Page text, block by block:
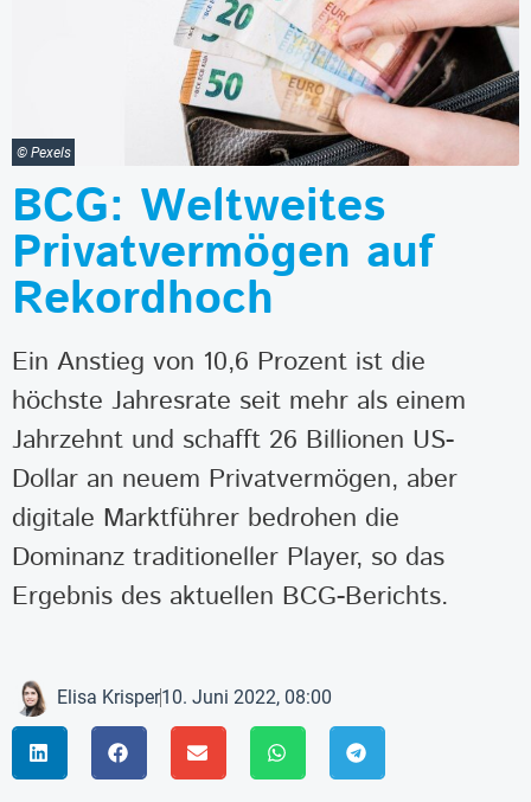
© Pexels
BCG: Weltweites
Privatvermögen auf
Rekordhoch
Ein Anstieg von 10,6 Prozent ist die
höchste Jahresrate seit mehr als einem
Jahrzehnt und schafft 26 Billionen US-
Dollar an neuem Privatvermögen, aber
digitale Marktführer bedrohen die
Dominanz traditioneller Player, so das
Ergebnis des aktuellen BCG-Berichts.
Elisa Krisper10. Juni 2022, 08:00